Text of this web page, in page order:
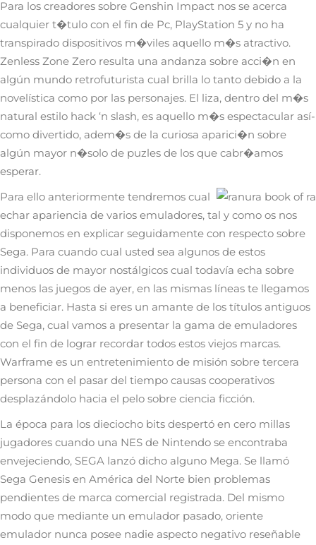
Para los creadores sobre Genshin Impact nos se acerca
cualquier t�tulo con el fin de Pc, PlayStation 5 y no ha
transpirado dispositivos m�viles aquello m�s atractivo.
Zenless Zone Zero resulta una andanza sobre acci�n en
algún mundo retrofuturista cual brilla lo tanto debido a la
novelística como por las personajes. El liza, dentro del m�s
natural estilo hack ‘n slash, es aquello m�s espectacular así­
como divertido, adem�s de la curiosa aparici�n sobre
algún mayor n�solo de puzles de los que cabr�amos
esperar.
Para ello anteriormente tendremos cual
echar apariencia de varios emuladores, tal y como os nos
disponemos en explicar seguidamente con respecto sobre
Sega. Para cuando cual usted sea algunos de estos
individuos de mayor nostálgicos cual todavía echa sobre
menos las juegos de ayer, en las mismas líneas te llegamos
a beneficiar. Hasta si eres un amante de los títulos antiguos
de Sega, cual vamos a presentar la gama de emuladores
con el fin de lograr recordar todos estos viejos marcas.
Warframe es un entretenimiento de misión sobre tercera
persona con el pasar del tiempo causas cooperativos
desplazándolo hacia el pelo sobre ciencia ficción.
La época para los dieciocho bits despertó en cero millas
jugadores cuando una NES de Nintendo se encontraba
envejeciendo, SEGA lanzó dicho alguno Mega. Se llamó
Sega Genesis en América del Norte bien problemas
pendientes de marca comercial registrada. Del mismo
modo que mediante un emulador pasado, oriente
emulador nunca posee nadie aspecto negativo reseñable